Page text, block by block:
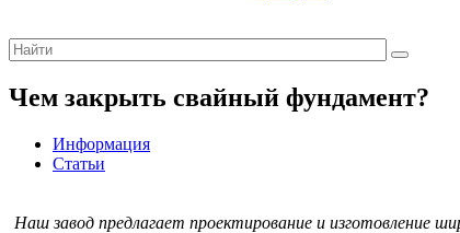
Чем закрыть свайный фундамент?
Информация
Статьи
Наш завод предлагает проектирование и изготовление